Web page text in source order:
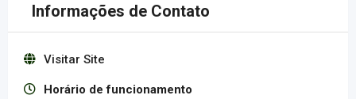
Informações de Contato
Visitar Site
Horário de funcionamento